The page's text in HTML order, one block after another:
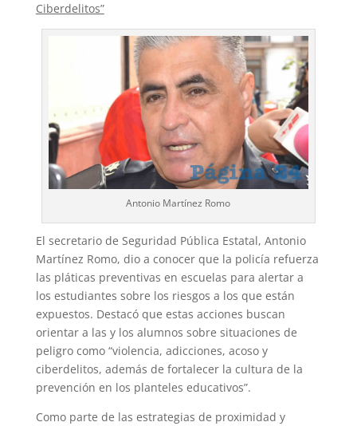
Ciberdelitos”
Antonio Martínez Romo
El secretario de Seguridad Pública Estatal, Antonio
Martínez Romo, dio a conocer que la policía refuerza
las pláticas preventivas en escuelas para alertar a
los estudiantes sobre los riesgos a los que están
expuestos. Destacó que estas acciones buscan
orientar a las y los alumnos sobre situaciones de
peligro como “violencia, adicciones, acoso y
ciberdelitos, además de fortalecer la cultura de la
prevención en los planteles educativos”.
Como parte de las estrategias de proximidad y